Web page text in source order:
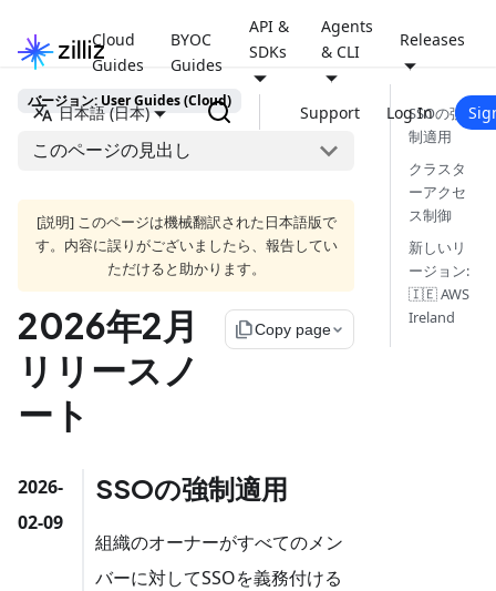
Cloud
Guides
BYOC
Guides
API &
SDKs
Agents
& CLI
Releases
日本語 (日本) Support Log In
バージョン: User Guides (Cloud)
このページの見出し
[説明] このページは機械翻訳された日本語版で
す。内容に誤りがございましたら、報告してい
ただけると助かります。
2026年2月
リリースノ
ート
file_copyCopy page
2026-
02-09
SSOの強制適用
組織のオーナーがすべてのメン
バーに対してSSOを義務付ける
SSOの強
制適用
クラスタ
ーアクセ
ス制御
新しいリ
ージョン:
🇮🇪 AWS
Ireland